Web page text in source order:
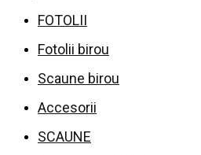
FOTOLII
Fotolii birou
Scaune birou
Accesorii
SCAUNE